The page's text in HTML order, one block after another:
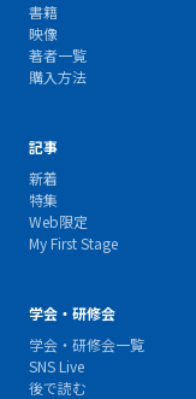
書籍
映像
著者一覧
購入方法
記事
新着
特集
Web限定
My First Stage
学会・研修会
学会・研修会一覧
SNS Live
後で読む